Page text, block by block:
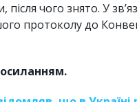
після чого знято. У
протоколу до